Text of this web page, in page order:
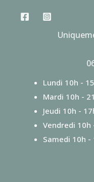
Lundi 10h -
Mardi 10h -
Jeudi 10h -
Vendredi 10h
Samedi 10h -